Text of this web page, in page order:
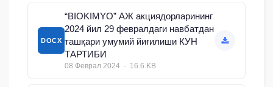
DOCX
“BIOKIMYO” АЖ акциядорларининг
2024 йил 29 февралдаги навбатдан
ташқари умумий йиғилиши КУН
ТАРТИБИ
08 Феврал 2024 · 16.6 KB